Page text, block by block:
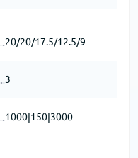
20/20/17.5/12.5/9
3
1000|150|3000